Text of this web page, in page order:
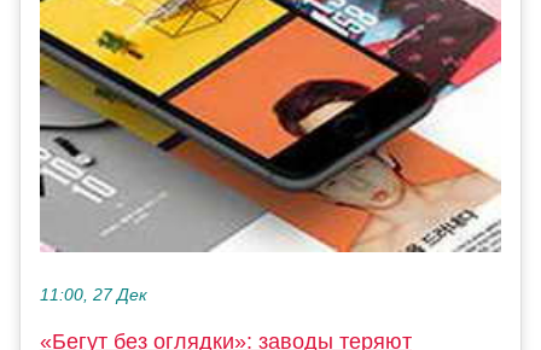
11:00, 27 Дек
«Бегут без оглядки»: заводы теряют